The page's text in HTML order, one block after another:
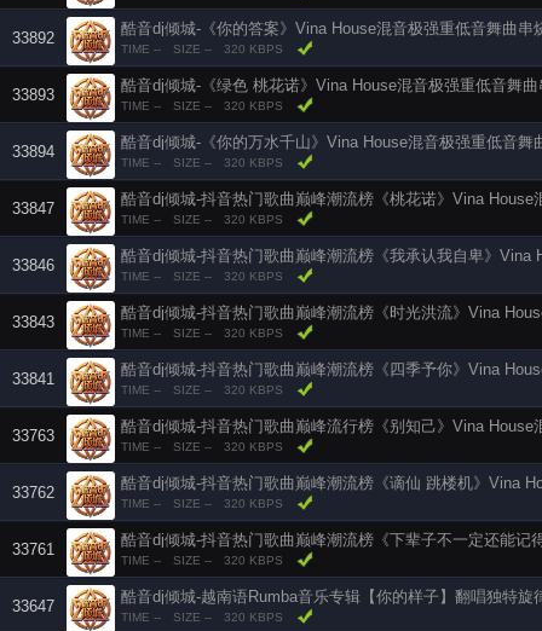
33892
酷音dj倾城-《你的答案》Vina House混音极强重低音舞曲串
TIME -- SIZE -- 320 KBPS
33893
酷音dj倾城-《绿色 桃花诺》Vina House混音极强重低音舞曲
TIME -- SIZE -- 320 KBPS
33894
酷音dj倾城-《你的万水千山》Vina House混音极强重低音舞
TIME -- SIZE -- 320 KBPS
33847
TIME -- SIZE -- 320 KBPS
33846
TIME -- SIZE -- 320 KBPS
33843
TIME -- SIZE -- 320 KBPS
33841
TIME -- SIZE -- 320 KBPS
33763
TIME -- SIZE -- 320 KBPS
33762
TIME -- SIZE -- 320 KBPS
33761
TIME -- SIZE -- 320 KBPS
33647
TIME -- SIZE -- 320 KBPS